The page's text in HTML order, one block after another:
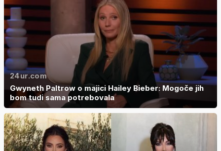
24ur.com
Gwyneth Paltrow o majici Hailey Bieber: Mogoče jih
bom tudi sama potrebovala